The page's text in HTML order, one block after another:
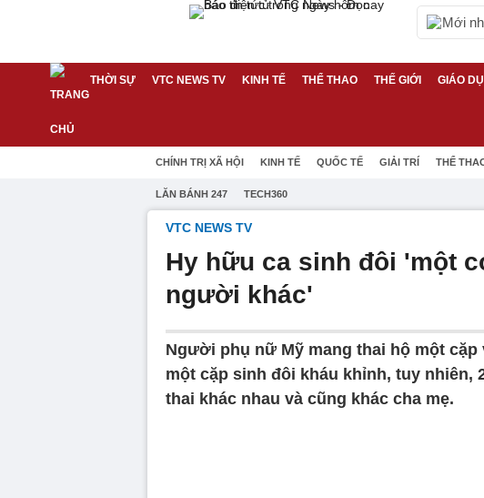
Mới
THỜI SỰ VTC NEWS TV KINH TẾ THỂ THAO THẾ GIỚI GIÁO
CHÍNH TRỊ XÃ HỘI KINH TẾ QUỐC TẾ GIẢI TRÍ THỂ
LĂN BÁNH 247 TECH360
VTC NEWS TV
Hy hữu ca sinh đôi 'một
người khác'
Người phụ nữ Mỹ mang thai hộ một
một cặp sinh đôi kháu khỉnh, tuy
thai khác nhau và cũng khác cha mẹ.